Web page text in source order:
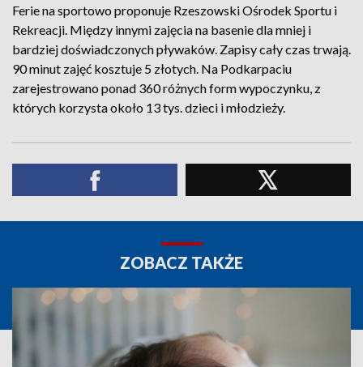
Ferie na sportowo proponuje Rzeszowski Ośrodek Sportu i
Rekreacji. Między innymi zajęcia na basenie dla mniej i
bardziej doświadczonych pływaków. Zapisy cały czas trwają.
90 minut zajęć kosztuje 5 złotych. Na Podkarpaciu
zarejestrowano ponad 360 różnych form wypoczynku, z
których korzysta około 13 tys. dzieci i młodzieży.
ZOBACZ TAKŻE